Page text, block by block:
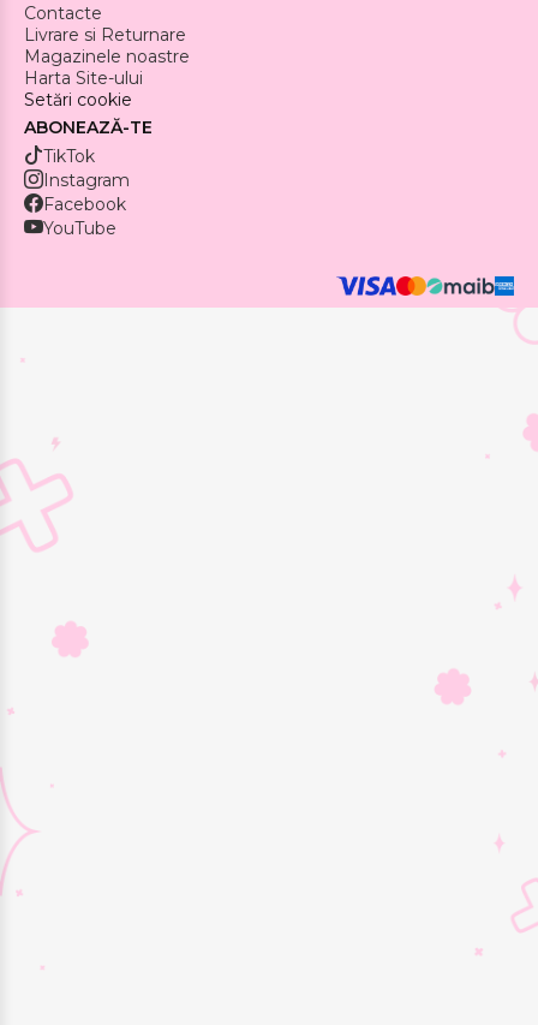
Contacte
Livrare si Returnare
Magazinele noastre
Harta Site-ului
Setări cookie
ABONEAZĂ-TE
TikTok
Instagram
Facebook
YouTube